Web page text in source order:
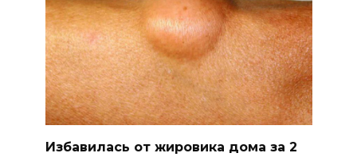
Избавилась от жировика дома за 2